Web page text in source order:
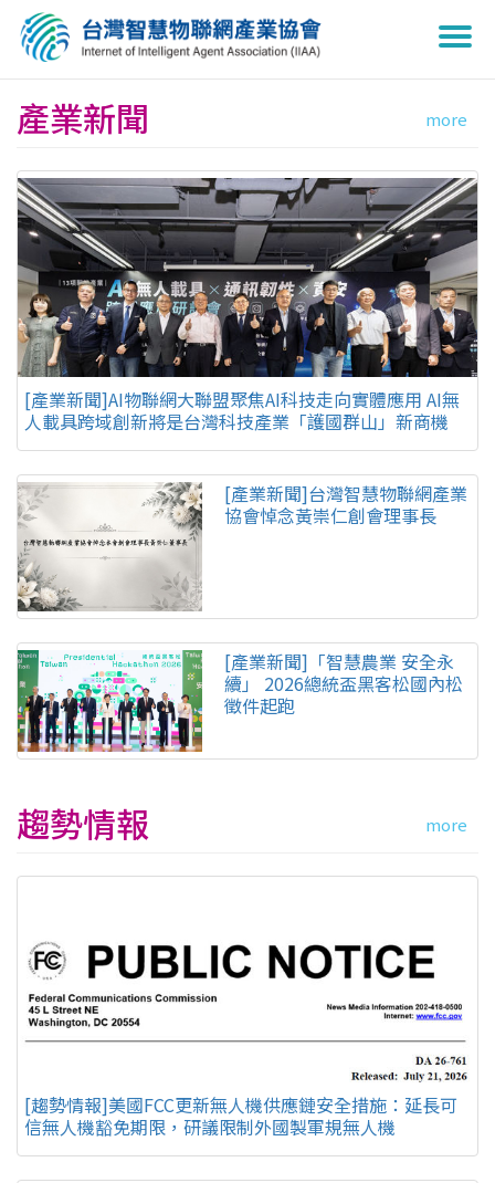
產業新聞 more
[產業新聞]AI物聯網大聯盟聚焦AI科技走向實體應用 AI無
人載具跨域創新將是台灣科技產業「護國群山」新商機
[產業新聞]台灣智慧物聯網產業
協會悼念黃崇仁創會理事長
[產業新聞]「智慧農業 安全永
續」 2026總統盃黑客松國內松
徵件起跑
趨勢情報 more
[趨勢情報]美國FCC更新無人機供應鏈安全措施：延長可
信無人機豁免期限，研議限制外國製軍規無人機